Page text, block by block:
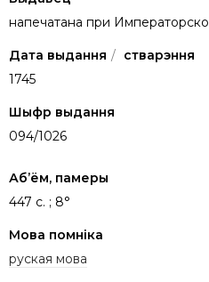
напечатана при
Дата выдання / стварэння
1745
Шыфр выдання
094/1026
Аб’ём, памеры
447 с. ; 8°
Мова помніка
руская мова